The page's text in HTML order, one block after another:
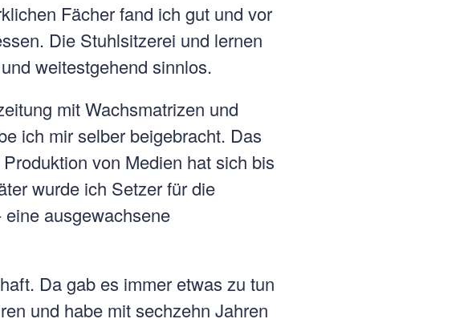
Fächer fand ich gut und vor
Die Stuhlsitzerei und lernen
weitestgehend sinnlos.
mit Wachsmatrizen und
ich mir selber beigebracht. Das
von Medien hat sich bis
wurde ich Setzer für die
ausgewachsene
Da gab es immer etwas zu tun
und habe mit sechzehn Jahren